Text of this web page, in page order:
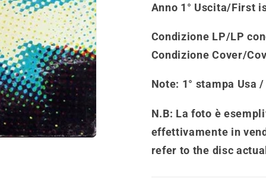
Anno 1° Uscita/First
Condizione LP/LP
Condizione Cover/
Note: 1° stampa Usa
N.B: La foto è
effettivamente in
refer to the disc